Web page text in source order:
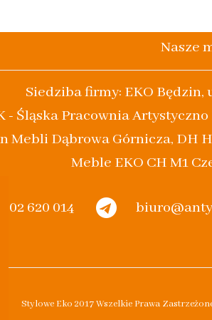
Nasze
Siedziba firmy: EKO Będzin,
- Śląska Pracownia
Mebli Dąbrowa Górnicza, DH
Meble EKO CH M1
502 620 014
Stylowe Eko 2017 Wszelkie Prawa